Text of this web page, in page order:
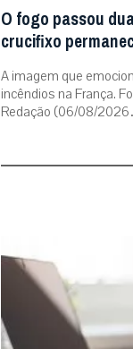
O fogo passou
crucifixo
A imagem que
incêndios na França.
Redação (06/08/